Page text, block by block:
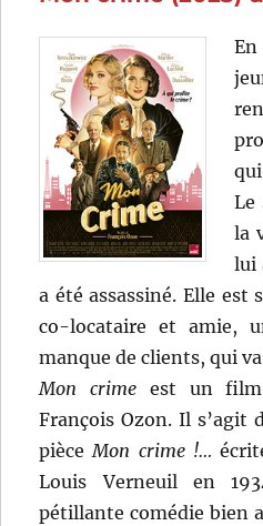
Le
la
lui
a été assassiné. Elle est
co-locataire et amie,
manque de clients, qui
Mon crime est un film
François Ozon. Il s’agit
pièceMon crime !…
Louis Verneuil en
pétillante comédie bien